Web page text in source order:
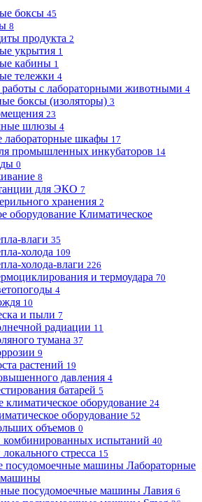
боксы 45
8
продукта 2
укрытия 1
кабины 1
тележки 4
работы с лабораторными животными 4
боксы (изоляторы) 3
23
шлюзы 4
шкафы 17
промышленных инкубаторов 14
0
8
для ЭКО 7
хранения 2
Климатическое
влаги 35
холода 109
холода-влаги 226
и термоудара 70
4
10
и пыли 7
радиации 11
тумана 37
9
растений 19
давления 4
батарей 5
климатическое оборудование 24
оборудование 52
объемов 0
комбинированных испытаний 40
стресса 15
Лабораторные
машины
посудомоечные машины Лавия 6